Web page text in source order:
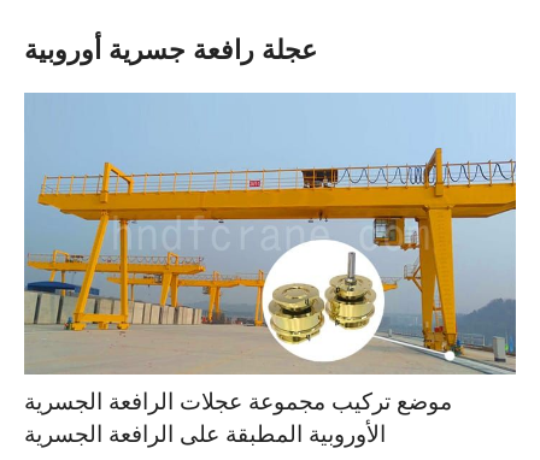
عجلة رافعة جسرية أوروبية
موضع تركيب مجموعة عجلات الرافعة الجسرية
الأوروبية المطبقة على الرافعة الجسرية